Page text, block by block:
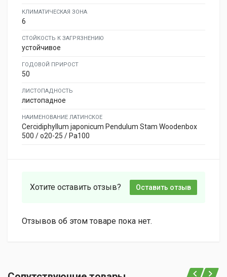
КЛИМАТИЧЕСКАЯ ЗОНА
6
СТОЙКОСТЬ К ЗАГРЯЗНЕНИЮ
устойчивое
ГОДОВОЙ ПРИРОСТ
50
ЛИСТОПАДНОСТЬ
листопадное
НАИМЕНОВАНИЕ ЛАТИНСКОЕ
Cercidiphyllum japonicum Pendulum Stam Woodenbox
500 / o20-25 / Pa100
Хотите оставить отзыв? Оставить отзыв
Отзывов об этом товаре пока нет.